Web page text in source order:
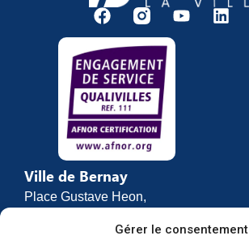
Gérer le consentement
Ville de Bernay
Place Gustave Heon,
27307 BERNAY